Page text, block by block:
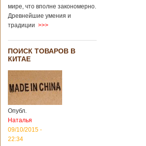
мире, что вполне закономерно.
Древнейшие умения и
традиции >>>
ПОИСК ТОВАРОВ В
КИТАЕ
Опубл.
Наталья
09/10/2015 -
22:34